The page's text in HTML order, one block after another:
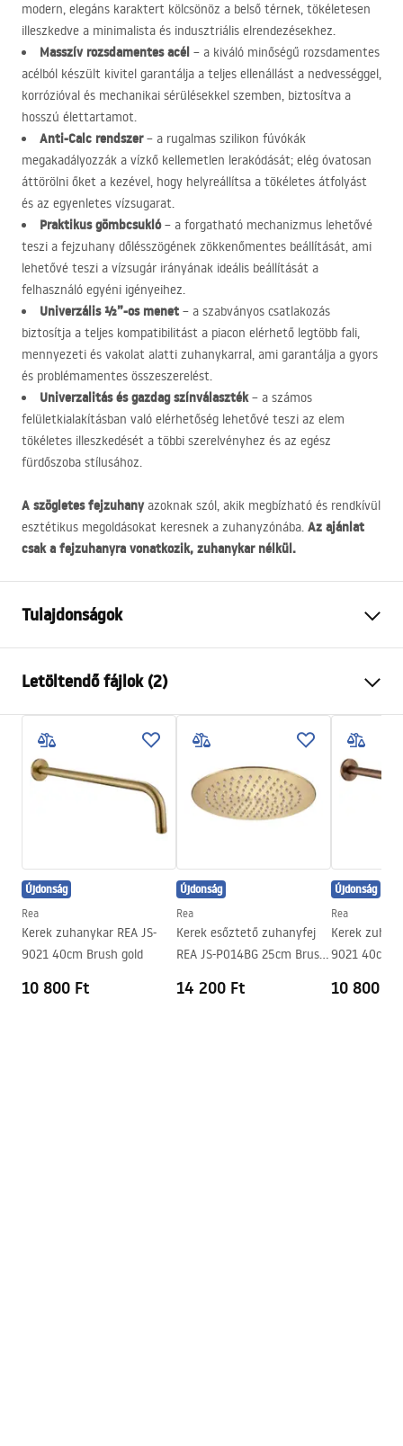
modern, elegáns karaktert kölcsönöz a belső térnek, tökéletesen
illeszkedve a minimalista és indusztriális elrendezésekhez.
Masszív rozsdamentes acél – a kiváló minőségű rozsdamentes
acélból készült kivitel garantálja a teljes ellenállást a nedvességgel,
korrózióval és mechanikai sérülésekkel szemben, biztosítva a
hosszú élettartamot.
Anti-Calc rendszer– a rugalmas szilikon fúvókák
megakadályozzák a vízkő kellemetlen lerakódását; elég óvatosan
áttörölni őket a kezével, hogy helyreállítsa a tökéletes átfolyást
és az egyenletes vízsugarat.
Praktikus gömbcsukló– a forgatható mechanizmus lehetővé
teszi a fejzuhany dőlésszögének zökkenőmentes beállítását, ami
lehetővé teszi a vízsugár irányának ideális beállítását a
felhasználó egyéni igényeihez.
Univerzális ½”-os menet – a szabványos csatlakozás
biztosítja a teljes kompatibilitást a piacon elérhető legtöbb fali,
mennyezeti és vakolat alatti zuhanykarral, ami garantálja a gyors
és problémamentes összeszerelést.
Univerzalitás és gazdag színválaszték– a számos
felületkialakításban való elérhetőség lehetővé teszi az elem
tökéletes illeszkedését a többi szerelvényhez és az egész
fürdőszoba stílusához.
A szögletes fejzuhanyazoknak szól, akik megbízható és rendkívül
esztétikus megoldásokat keresnek a zuhanyzónába. Az ajánlat
csak a fejzuhanyra vonatkozik, zuhanykar nélkül.
Tulajdonságok
Anyag
Felszerelés
Csavarozható
Szélesség
245
Magasság
2mm
245mm
Letöltendő fájlok (2)
Garanciális feltételek
Újdonság
Rea
Kerek zuhanykar REA JS-
9021 40cm Brush gold
10 800 Ft
Újdonság
Rea
Kerek esőztető zuhanyfej
REA JS-P014BG 25cm Brush
14 200 Ft
Újdonság
Rea
Kerek
9021 40cm
10 800 Ft